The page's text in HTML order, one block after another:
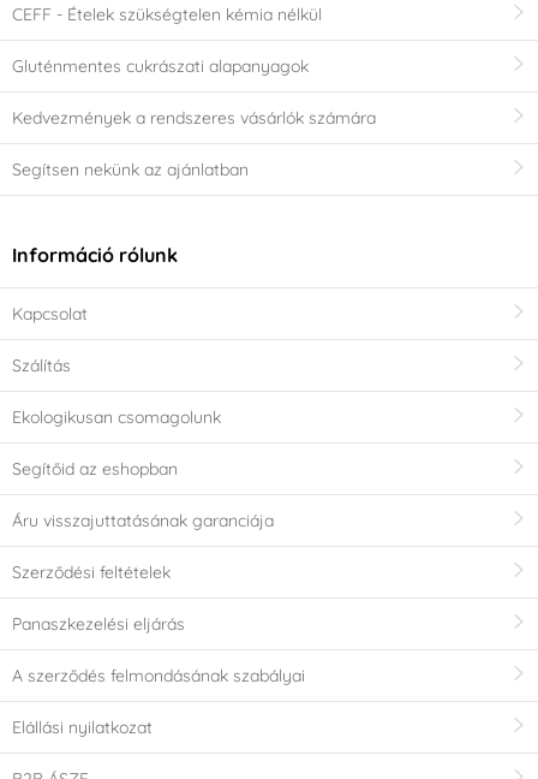
CEFF - Ételek szükségtelen kémia nélkül
Gluténmentes cukrászati alapanyagok
Kedvezmények a rendszeres vásárlók számára
Segítsen nekünk az ajánlatban
Információ rólunk
Kapcsolat
Szálítás
Ekologikusan csomagolunk
Segítőid az eshopban
Áru visszajuttatásának garanciája
Szerződési feltételek
Panaszkezelési eljárás
A szerződés felmondásának szabályai
Elállási nyilatkozat